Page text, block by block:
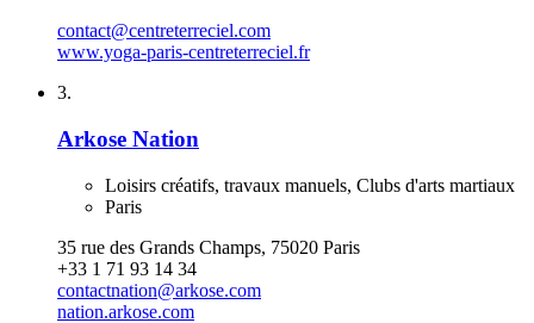
contact@centreterreciel.com
www.yoga-paris-centreterreciel.fr
3.
Arkose Nation
Loisirs créatifs, travaux manuels, Clubs d'arts martiaux
Paris
35 rue des Grands Champs, 75020 Paris
+33 1 71 93 14 34
contactnation@arkose.com
nation.arkose.com